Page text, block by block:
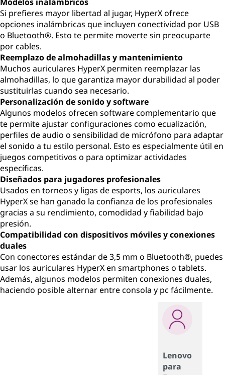
Si prefieres mayor libertad al jugar, HyperX ofrece
opciones inalámbricas que incluyen conectividad por USB
o Bluetooth®. Esto te permite moverte sin preocuparte
por cables.
Reemplazo de almohadillas y mantenimiento
Muchos auriculares HyperX permiten reemplazar las
almohadillas, lo que garantiza mayor durabilidad al poder
sustituirlas cuando sea necesario.
Personalización de sonido y software
Algunos modelos ofrecen software complementario que
te permite ajustar configuraciones como ecualización,
perfiles de audio o sensibilidad de micrófono para adaptar
el sonido a tu estilo personal. Esto es especialmente útil en
juegos competitivos o para optimizar actividades
específicas.
Diseñados para jugadores profesionales
Usados en torneos y ligas de esports, los auriculares
HyperX se han ganado la confianza de los profesionales
gracias a su rendimiento, comodidad y fiabilidad bajo
presión.
Compatibilidad con dispositivos móviles y conexiones
duales
Con conectores estándar de 3,5 mm o Bluetooth®, puedes
usar los auriculares HyperX en smartphones o tablets.
Además, algunos modelos permiten conexiones duales,
haciendo posible alternar entre consola y pc fácilmente.
Lenovo
para